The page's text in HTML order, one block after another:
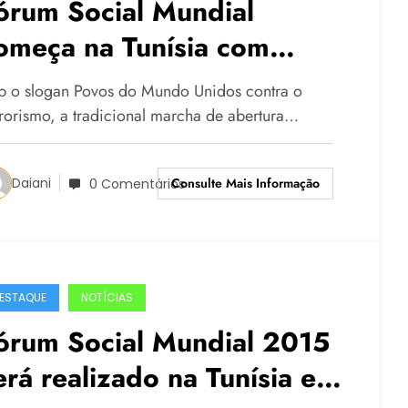
Social Mundial
na Tunísia com
contra o
o slogan Povos do Mundo Unidos contra o
a tradicional marcha de abertura…
Daiani 0 ComentáriosConsulte Mais Informação
NOTÍCIAS
Social Mundial 2015
realizado na Tunísia e